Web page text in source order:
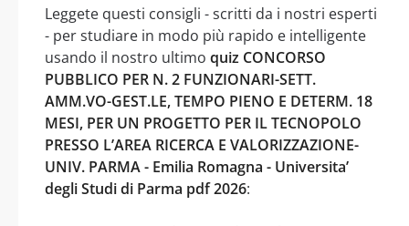
Leggete questi consigli - scritti da i nostri esperti
- per studiare in modo più rapido e intelligente
usando il nostro ultimo quiz CONCORSO
PUBBLICO PER N. 2 FUNZIONARI-SETT.
AMM.VO-GEST.LE, TEMPO PIENO E DETERM. 18
MESI, PER UN PROGETTO PER IL TECNOPOLO
PRESSO L’AREA RICERCA E VALORIZZAZIONE-
UNIV. PARMA - Emilia Romagna - Universita’
degli Studi di Parma pdf 2026: